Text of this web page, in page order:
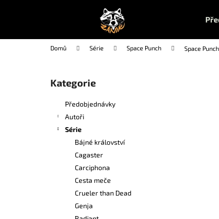
Domů Série Space Punch Space Punch
Přeskočit
kategorie
Kategorie
Předobjednávky
Autoři
Série
Bájné království
Cagaster
Carciphona
Cesta meče
Crueler than Dead
Genja
í
do
do
UČEBNA POMSTY 1